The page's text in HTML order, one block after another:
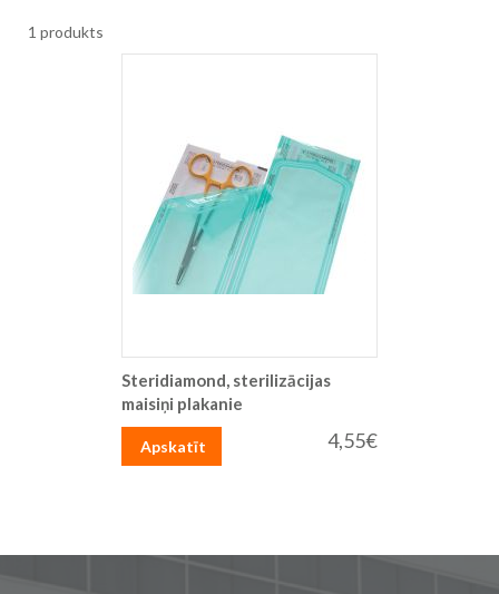
1 produkts
Steridiamond, sterilizācijas
maisiņi plakanie
4,55€
Apskatīt